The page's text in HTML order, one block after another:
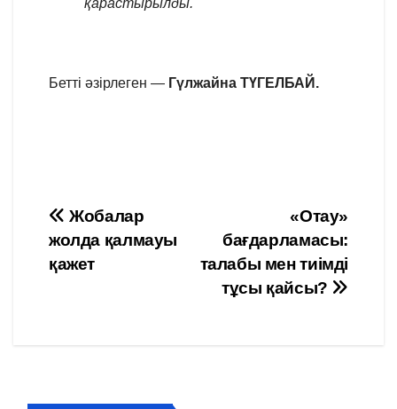
қарастырылды.
Бетті әзірлеген — Гүлжайна ТҮГЕЛБАЙ.
Навигация
по
«Отау»
бағдарламасы:
талабы мен тиімді
тұсы қайсы?
Жобалар
жолда қалмауы
қажет